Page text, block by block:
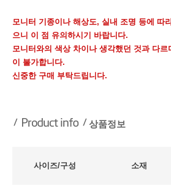
모니터 기종이나 해상도, 실내 조명 등에 따
으니 이 점 유의하시기 바랍니다.
모니터와의 색상 차이나 생각했던 것과 다
이 불가합니다.
신중한 구매 부탁드립니다.
상품정보
사이즈/구성 소재